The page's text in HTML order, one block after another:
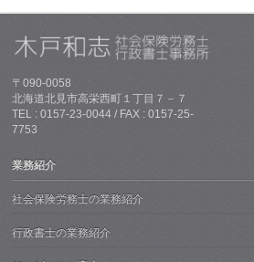
〒090-0058
北海道北見市高栄西町１丁目７－７
TEL : 0157-23-0044 / FAX : 0157-25-
7753
業務紹介
社会保険労務士の業務紹介
行政書士の業務紹介